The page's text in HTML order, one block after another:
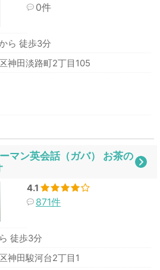
0件
ら 徒歩3分
神田淡路町2丁目105
マン英会話（ガバ） お茶の
4.1
871件
徒歩3分
神田駿河台2丁目1